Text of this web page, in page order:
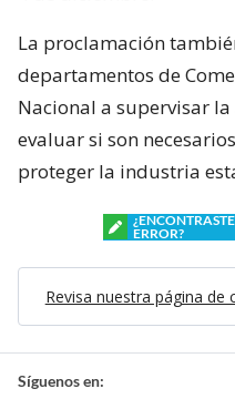
La proclamación
departamentos de
Nacional a supervisar
evaluar si son
proteger la industria
ERROR?
Revisa nuestra página de
Síguenos en: